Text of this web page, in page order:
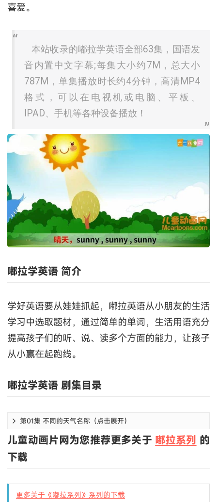
喜爱。
本站收录的嘟拉学英语全部63集，国语发
音内置中文字幕;每集大小约7M，总大小
787M，单集播放时长约4分钟，高清MP4
格式，可以在电视机或电脑、平板、
IPAD、手机等各种设备播放！
嘟拉学英语 简介
学好英语要从娃娃抓起，嘟拉英语从小朋友的生活
学习中选取题材，通过简单的单词，生活用语充分
提高孩子们的听、说、读多个方面的能力，让孩子
从小赢在起跑线。
嘟拉学英语 剧集目录
第01集 不同的天气名称（点击展开）
儿童动画片网为您推荐更多关于 嘟拉系列 的
下载
更多关于《嘟拉系列》系列的下载